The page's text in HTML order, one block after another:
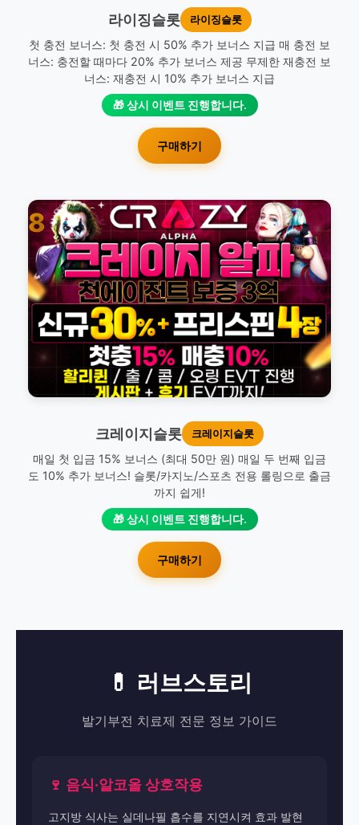
라이징슬롯 라이징슬롯
첫 충전 보너스: 첫 충전 시 50% 추가 보너스 지급 매 충전 보
너스: 충전할 때마다 20% 추가 보너스 제공 무제한 재충전 보
너스: 재충전 시 10% 추가 보너스 지급
🎁 상시 이벤트 진행합니다.
구매하기
8
크레이지슬롯 크레이지슬롯
매일 첫 입금 15% 보너스 (최대 50만 원) 매일 두 번째 입금
도 10% 추가 보너스! 슬롯/카지노/스포츠 전용 롤링으로 출금
까지 쉽게!
🎁 상시 이벤트 진행합니다.
구매하기
💊 러브스토리
발기부전 치료제 전문 정보 가이드
🍷 음식·알코올 상호작용
고지방 식사는 실데나필 흡수를 지연시켜 효과 발현